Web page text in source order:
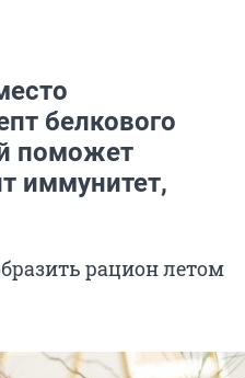
белкового
поможет
иммунитет,
рацион летом